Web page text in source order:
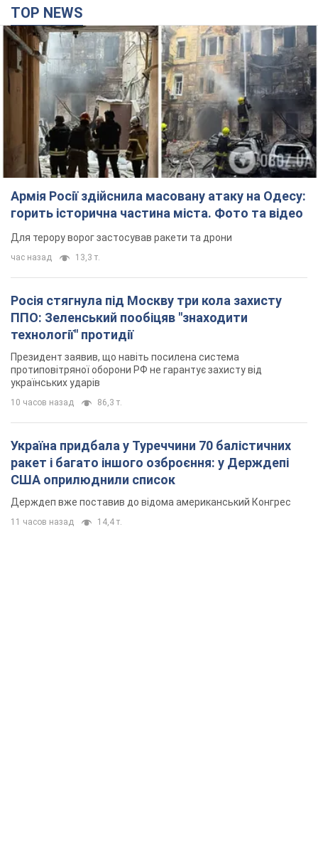
TOP NEWS
Армія Росії здійснила масовану атаку на Одесу:
горить історична частина міста. Фото та відео
Для терору ворог застосував ракети та дрони
час назад 13,3 т.
Росія стягнула під Москву три кола захисту
ППО: Зеленський пообіцяв "знаходити
технології" протидії
Президент заявив, що навіть посилена система
протиповітряної оборони РФ не гарантує захисту від
українських ударів
10 часов назад 86,3 т.
Україна придбала у Туреччини 70 балістичних
ракет і багато іншого озброєння: у Держдепі
США оприлюднили список
Держдеп вже поставив до відома американський Конгрес
11 часов назад 14,4 т.